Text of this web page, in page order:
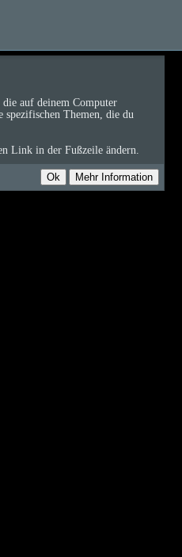
auf deinem Computer
spezifischen Themen, die du
Link in der Fußzeile ändern.